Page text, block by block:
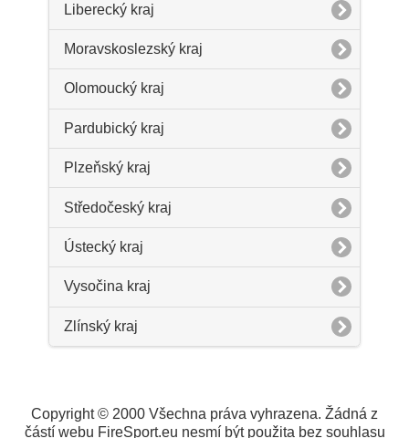
Liberecký kraj
Moravskoslezský kraj
Olomoucký kraj
Pardubický kraj
Plzeňský kraj
Středočeský kraj
Ústecký kraj
Vysočina kraj
Zlínský kraj
Copyright © 2000 Všechna práva vyhrazena. Žádná z
částí webu FireSport.eu nesmí být použita bez souhlasu